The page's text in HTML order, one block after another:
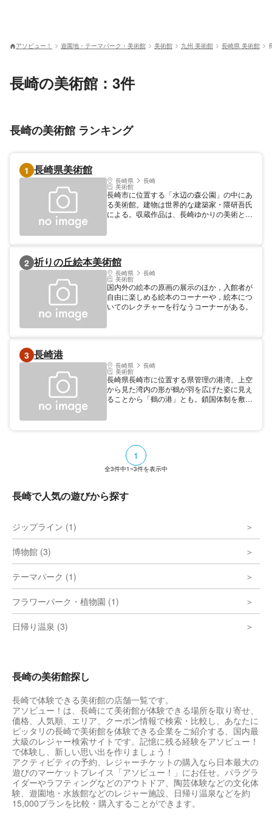
アソビュー！ 遊園地・テーマパーク・美術館 美術館 九州 美術館 長崎県 美術館
長崎の美術館：3件
長崎の美術館 ランキング
1 長崎県美術館
長崎県 長崎
美術館
長崎市に位置する「水辺の森公園」の中にあ
る美術館。建物は世界的な建築家・隈研吾氏
による。収蔵作品は、長崎ゆかりの美術とス
ド美術館のグッズを購入可能。季節のスイー
ツを味わえるカフェや、長崎港を一望できる
屋上庭園もある。展示室以外は無料スペース
なので気軽に立ち寄れる。
2 祈りの丘絵本美術館
長崎県 長崎
美術館
国内外の絵本の原画の展示のほか，入館者が
自由に楽しめる絵本のコーナーや，絵本につ
いてのレクチャーを行なうコーナーがある。
3 長崎港
長崎県 長崎
美術館
長崎県長崎市に位置する県管理の港湾。上空
から見た湾内の形が鶴が羽を広げた姿に見え
ることから「鶴の港」とも。鎖国体制を敷い
アシス」に登録され、複合施設の「松が枝国
際ターミナルビル」やショッピング施設「長
崎出島ワーフ」が置かれている。
1
全3件中1~3件を表示中
長崎で人気の遊びから探す
ジップライン (1)
博物館 (3)
テーマパーク (1)
フラワーパーク・植物園 (1)
日帰り温泉 (3)
長崎の美術館探し
長崎で体験できる美術館の店舗一覧です。
アソビュー！は、長崎にて美術館が体験できる場所を取り寄せ、
価格、人気順、エリア、クーポン情報で検索・比較し、あなたに
ピッタリの長崎で美術館を体験できる企業をご紹介する、国内最
大級のレジャー検索サイトです。記憶に残る経験をアソビュー！
で体験し、新しい思い出を作りましょう！
アクティビティの予約、レジャーチケットの購入なら日本最大の
遊びのマーケットプレイス「アソビュー！」にお任せ。パラグラ
イダーやラフティングなどのアウトドア、陶芸体験などの文化体
験、遊園地・水族館などのレジャー施設、日帰り温泉などを約
15,000プランを比較・購入することができます。